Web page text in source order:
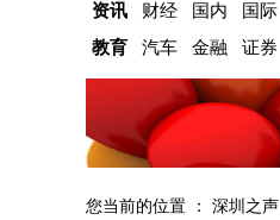
资讯 财经 国内 国际
教育
汽车 金融 证券
您当前的位置 ： 深圳之声